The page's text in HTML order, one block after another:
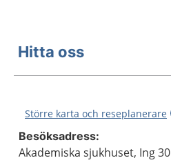
Hitta oss
Större karta och reseplanerare
Besöksadress:
Akademiska sjukhuset, Ing 30